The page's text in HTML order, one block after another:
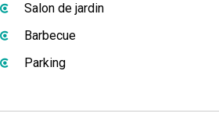
Salon de jardin
Barbecue
Parking